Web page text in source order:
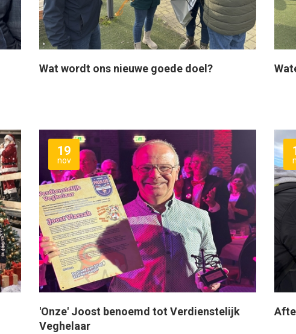
Wat wordt ons nieuwe goede doel?
19
nov
'Onze' Joost benoemd tot Verdienstelijk
Veghelaar